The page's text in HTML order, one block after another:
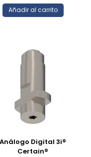
Añadir al carrito
Análogo Digital 3i®
Certain®